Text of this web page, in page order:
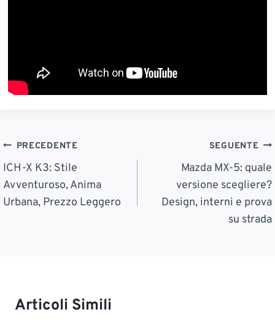
Navigazione
Articoli
PRECEDENTE
ICH-X K3: Stile
Avventuroso, Anima
Urbana, Prezzo Leggero
SEGUENTE
Mazda MX-5: quale
versione scegliere?
Design, interni e prova
su strada
Articoli Simili